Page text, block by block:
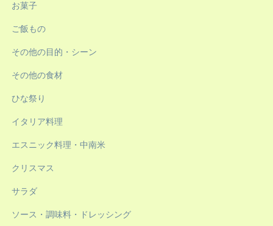
お菓子
ご飯もの
その他の目的・シーン
その他の食材
ひな祭り
イタリア料理
エスニック料理・中南米
クリスマス
サラダ
ソース・調味料・ドレッシング